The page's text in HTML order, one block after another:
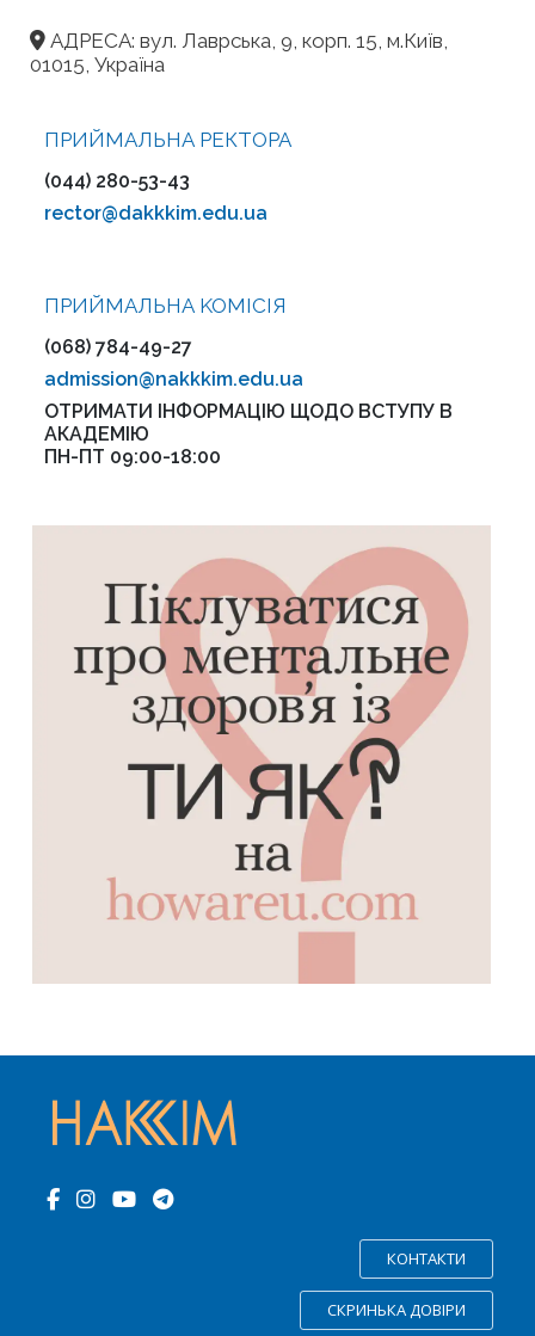
АДРЕСА: вул. Лаврська, 9, корп. 15, м.Київ,
01015, Україна
ПРИЙМАЛЬНА РЕКТОРА
(044) 280-53-43
rector@dakkkim.edu.ua
ПРИЙМАЛЬНА KOMІСІЯ
(068) 784-49-27
admission@nakkkim.edu.ua
ОТРИМАТИ ІНФОРМАЦІЮ ЩОДО ВСТУПУ В
АКАДЕМІЮ
ПН-ПТ 09:00-18:00
КОНТАКТИ
СКРИНЬКА ДОВІРИ